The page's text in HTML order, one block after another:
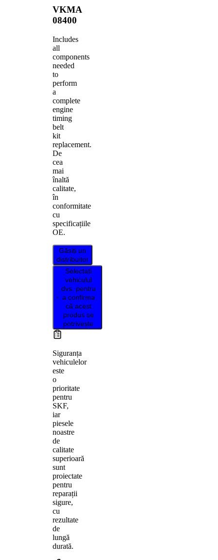
VKMA
08400
Includes
all
components
needed
to
perform
a
complete
engine
timing
belt
kit
replacement.
De
cea
mai
înaltă
calitate,
în
conformitate
cu
specificațiile
OE.
Găsiți un
distribuitor
Selectați
vehiculul
dvs. pentru
a confirma
că acest
produs se
potrivește
Siguranța
vehiculelor
este
o
prioritate
pentru
SKF,
iar
piesele
noastre
de
calitate
superioară
sunt
proiectate
pentru
reparații
sigure,
cu
rezultate
de
lungă
durată.